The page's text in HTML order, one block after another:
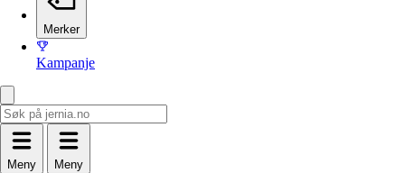
Merker
Kampanje
Meny Meny